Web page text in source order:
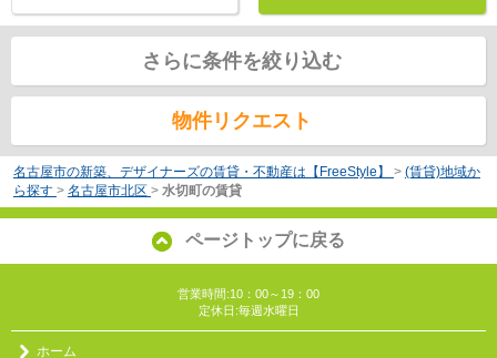
さらに条件を絞り込む
物件リクエスト
名古屋市の新築、デザイナーズの賃貸・不動産は【FreeStyle】 > (賃貸)地域か
ら探す > 名古屋市北区 > 水切町の賃貸
ページトップに戻る
営業時間:10：00～19：00
定休日:毎週水曜日
ホーム